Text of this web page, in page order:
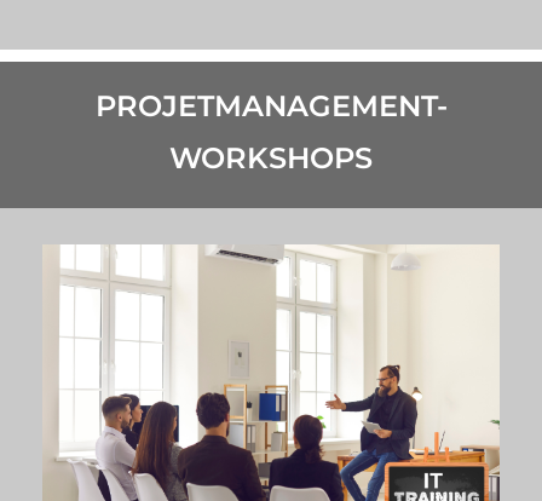
PROJETMANAGEMENT-
WORKSHOPS